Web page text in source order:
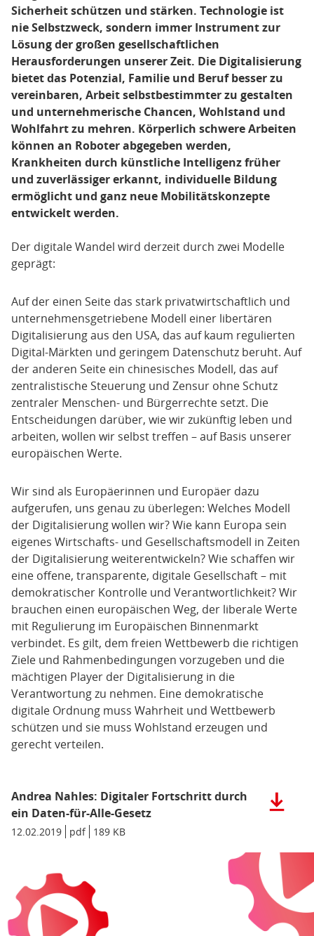
Sicherheit schützen und stärken. Technologie ist
nie Selbstzweck, sondern immer Instrument zur
Lösung der großen gesellschaftlichen
Herausforderungen unserer Zeit. Die Digitalisierung
bietet das Potenzial, Familie und Beruf besser zu
vereinbaren, Arbeit selbstbestimmter zu gestalten
und unternehmerische Chancen, Wohlstand und
Wohlfahrt zu mehren. Körperlich schwere Arbeiten
können an Roboter abgegeben werden,
Krankheiten durch künstliche Intelligenz früher
und zuverlässiger erkannt, individuelle Bildung
ermöglicht und ganz neue Mobilitätskonzepte
entwickelt werden.
Der digitale Wandel wird derzeit durch zwei Modelle
geprägt:
Auf der einen Seite das stark privatwirtschaftlich und
unternehmensgetriebene Modell einer libertären
Digitalisierung aus den USA, das auf kaum regulierten
Digital-Märkten und geringem Datenschutz beruht. Auf
der anderen Seite ein chinesisches Modell, das auf
zentralistische Steuerung und Zensur ohne Schutz
zentraler Menschen- und Bürgerrechte setzt. Die
Entscheidungen darüber, wie wir zukünftig leben und
arbeiten, wollen wir selbst treffen – auf Basis unserer
europäischen Werte.
Wir sind als Europäerinnen und Europäer dazu
aufgerufen, uns genau zu überlegen: Welches Modell
der Digitalisierung wollen wir? Wie kann Europa sein
eigenes Wirtschafts- und Gesellschaftsmodell in Zeiten
der Digitalisierung weiterentwickeln? Wie schaffen wir
eine offene, transparente, digitale Gesellschaft – mit
demokratischer Kontrolle und Verantwortlichkeit? Wir
brauchen einen europäischen Weg, der liberale Werte
mit Regulierung im Europäischen Binnenmarkt
verbindet. Es gilt, dem freien Wettbewerb die richtigen
Ziele und Rahmenbedingungen vorzugeben und die
mächtigen Player der Digitalisierung in die
Verantwortung zu nehmen. Eine demokratische
digitale Ordnung muss Wahrheit und Wettbewerb
schützen und sie muss Wohlstand erzeugen und
gerecht verteilen.
Andrea Nahles: Digitaler Fortschritt durch
ein Daten-für-Alle-Gesetz
Metadaten:
Datum/Gültigkeit:
12.02.2019 Dateiformat:
pdf Dateigröße:
189 KB
der
Nahles:
Digitaler
durch
ein